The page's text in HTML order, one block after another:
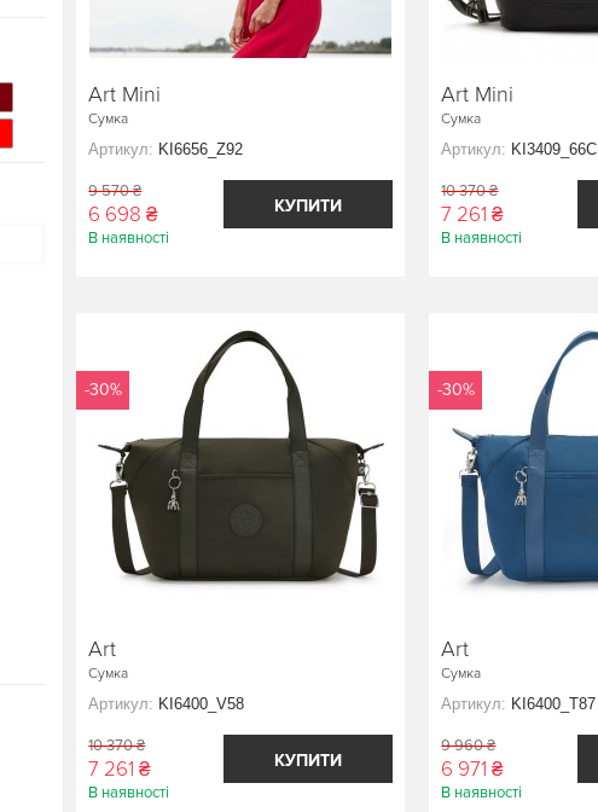
Art Mini
Сумка
Артикул: KI6656_Z92
9 570 ₴
6 698 ₴
В наявності
КУПИТИ
Art Mini
Сумка
Артикул: KI3409_66C
10 370 ₴
7 261 ₴
В наявності
-30%
Art
Сумка
Артикул: KI6400_V58
10 370 ₴
7 261 ₴
В наявності
КУПИТИ
-30%
Art
Сумка
Артикул: KI6400_T87
9 960 ₴
6 971 ₴
В наявності